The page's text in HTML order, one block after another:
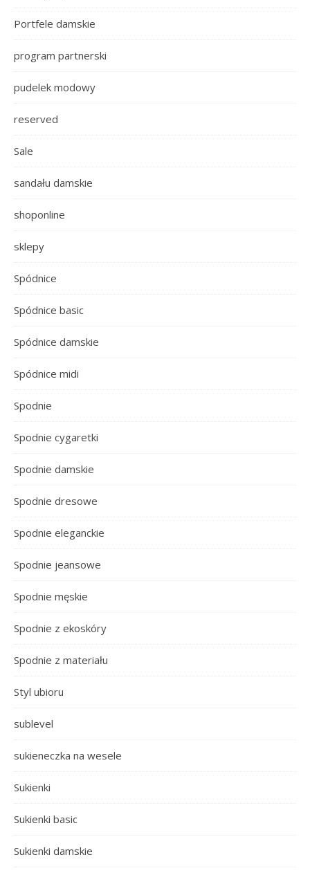
Portfele damskie
program partnerski
pudelek modowy
reserved
Sale
sandału damskie
shoponline
sklepy
Spódnice
Spódnice basic
Spódnice damskie
Spódnice midi
Spodnie
Spodnie cygaretki
Spodnie damskie
Spodnie dresowe
Spodnie eleganckie
Spodnie jeansowe
Spodnie męskie
Spodnie z ekoskóry
Spodnie z materiału
Styl ubioru
sublevel
sukieneczka na wesele
Sukienki
Sukienki basic
Sukienki damskie